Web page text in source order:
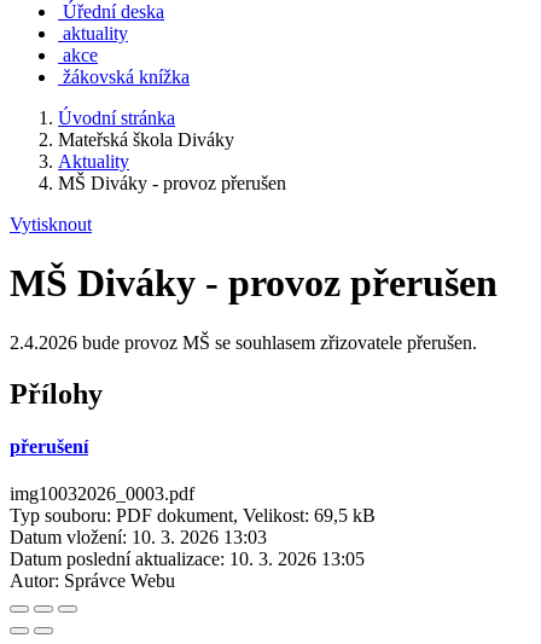
Úřední deska
aktuality
akce
žákovská knížka
Úvodní stránka
Mateřská škola Diváky
Aktuality
MŠ Diváky - provoz přerušen
Vytisknout
MŠ Diváky - provoz přerušen
2.4.2026 bude provoz MŠ se souhlasem zřizovatele přerušen.
Přílohy
přerušení
img10032026_0003.pdf
Typ souboru: PDF dokument, Velikost: 69,5 kB
Datum vložení: 10. 3. 2026 13:03
Datum poslední aktualizace: 10. 3. 2026 13:05
Autor: Správce Webu